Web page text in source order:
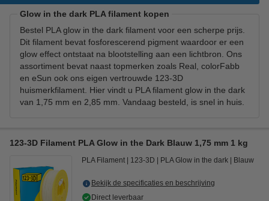
Glow in the dark PLA filament kopen
Bestel PLA glow in the dark filament voor een scherpe prijs.
Dit filament bevat fosforescerend pigment waardoor er een
glow effect ontstaat na blootstelling aan een lichtbron. Ons
assortiment bevat naast topmerken zoals Real, colorFabb
en eSun ook ons eigen vertrouwde 123-3D
huismerkfilament. Hier vindt u PLA filament glow in the dark
van 1,75 mm en 2,85 mm. Vandaag besteld, is snel in huis.
123-3D Filament PLA Glow in the Dark Blauw 1,75 mm 1 kg
PLA Filament 123-3D PLA Glow in the dark Blauw
Bekijk de specificaties en beschrijving
Direct leverbaar